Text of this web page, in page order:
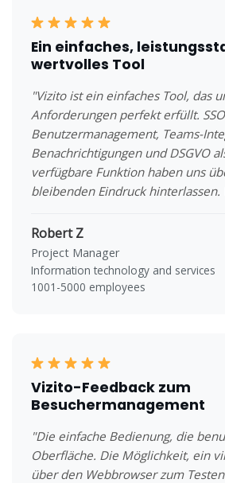
Ein einfaches,
wertvolles Tool
"Vizito ist ein einfaches Tool, das
Anforderungen perfekt erfüllt.
Benutzermanagement, Teams-
Benachrichtigungen und DSGVO
verfügbare Funktion haben uns
bleibenden Eindruck hinterlassen.
so günstigen Bedingungen (Preis,
für Änderungen) gefunden."
Robert Z
Project Manager
Information technology and services
1001-5000 employees
Vizito-Feedback zum
Besuchermanagement
"Die einfache Bedienung, die
Oberfläche. Die Möglichkeit, ein
über den Webbrowser zum